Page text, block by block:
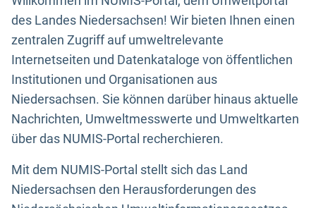
des Landes Niedersachsen! Wir bieten Ihnen einen
zentralen Zugriff auf umweltrelevante
Internetseiten und Datenkataloge von öffentlichen
Institutionen und Organisationen aus
Niedersachsen. Sie können darüber hinaus aktuelle
Nachrichten, Umweltmesswerte und Umweltkarten
über das NUMIS-Portal recherchieren.
Mit dem NUMIS-Portal stellt sich das Land
Niedersachsen den Herausforderungen des